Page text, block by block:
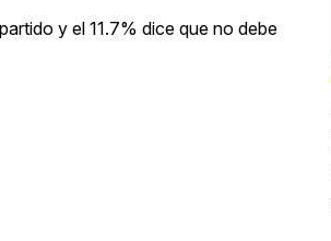
y el 11.7% dice que no debe